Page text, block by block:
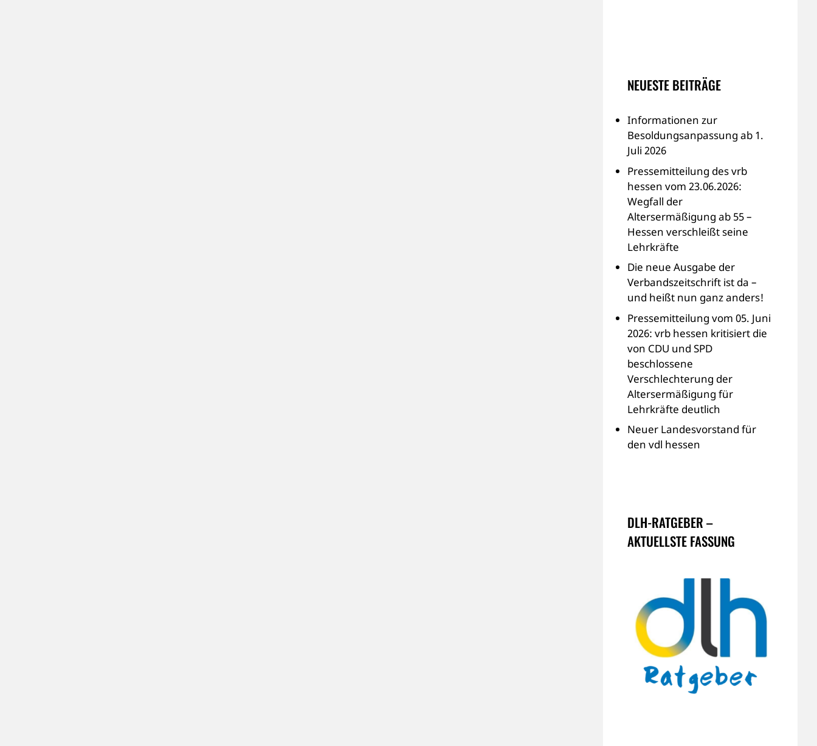
NEUESTE BEITRÄGE
Informationen zur
Besoldungsanpassung ab 1.
Juli 2026
Pressemitteilung des vrb
hessen vom 23.06.2026:
Wegfall der
Altersermäßigung ab 55 –
Hessen verschleißt seine
Lehrkräfte
Die neue Ausgabe der
Verbandszeitschrift ist da –
und heißt nun ganz anders!
Pressemitteilung vom 05. Juni
2026: vrb hessen kritisiert die
von CDU und SPD
beschlossene
Verschlechterung der
Altersermäßigung für
Lehrkräfte deutlich
Neuer Landesvorstand für
den vdl hessen
DLH-RATGEBER –
AKTUELLSTE FASSUNG